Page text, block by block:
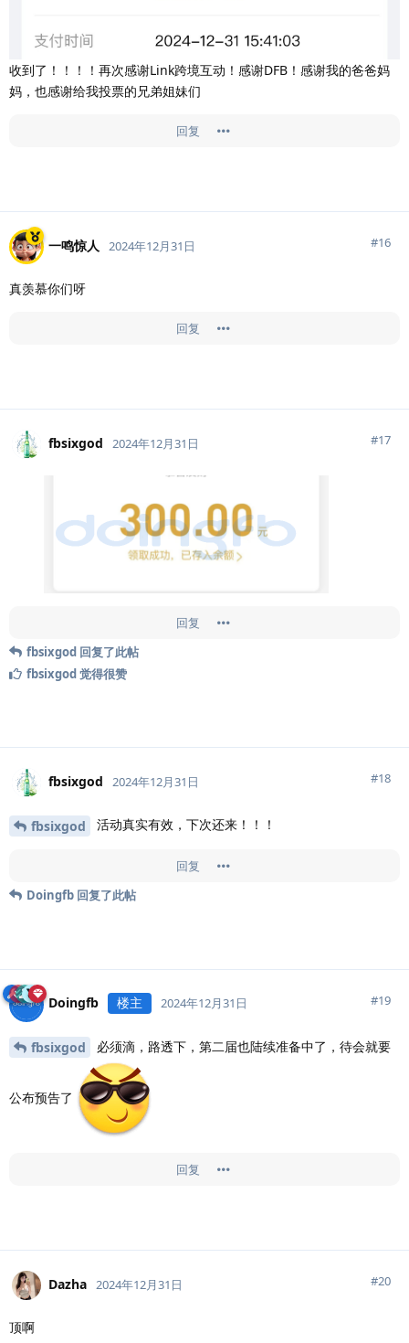
收到了！！！！再次感谢Link跨境互动！感谢DFB！感谢我的爸爸妈
妈，也感谢给我投票的兄弟姐妹们
回复
一鸣惊人 2024年12月31日 #16
真羡慕你们呀
回复
fbsixgod 2024年12月31日 #17
回复
fbsixgod 回复了此帖
fbsixgod觉得很赞
fbsixgod 2024年12月31日 #18
fbsixgod 活动真实有效，下次还来！！！
回复
Doingfb 回复了此帖
Doingfb 楼主 2024年12月31日 #19
fbsixgod 必须滴，路透下，第二届也陆续准备中了，待会就要
公布预告了
回复
Dazha 2024年12月31日 #20
顶啊